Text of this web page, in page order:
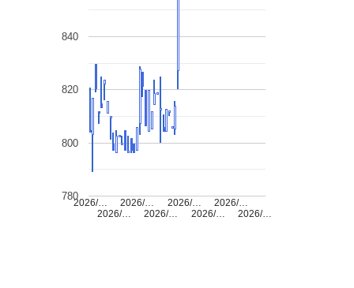
2026/…
2026/…
2026/…
2026/…
2026/…
2026/…
2026/…
2026/…
780
800
820
840